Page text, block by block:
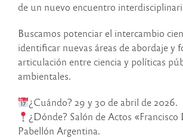
de un nuevo encuentro
Buscamos potenciar el intercambio
identificar nuevas áreas de abordaje y
articulación entre ciencia y políticas
ambientales.
¿Cuándo? 29 y 30 de abril de 2026.
¿Dónde? Salón de Actos «Francisco
Pabellón Argentina.